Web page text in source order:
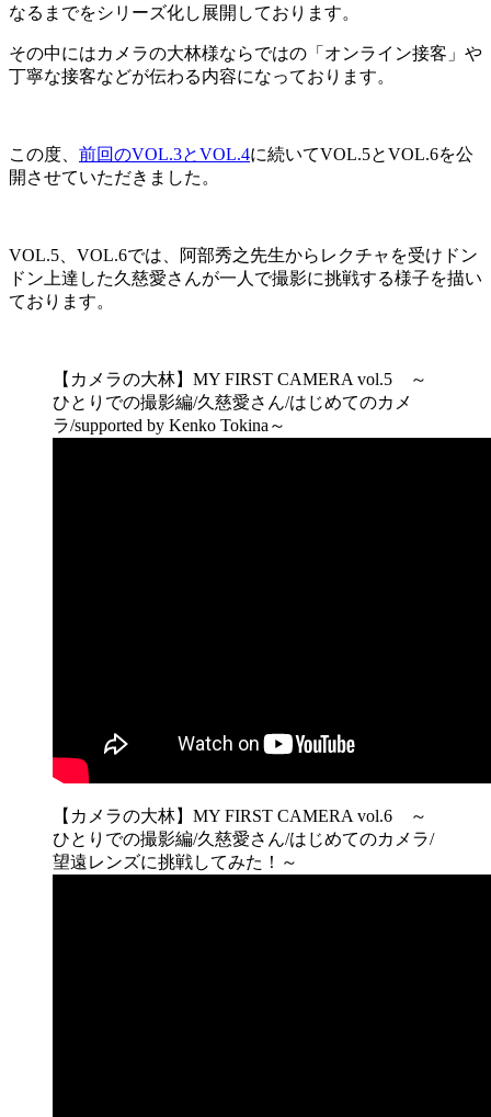
なるまでをシリーズ化し展開しております。
その中にはカメラの大林様ならではの「オンライン接客」や
丁寧な接客などが伝わる内容になっております。
この度、 前回のVOL.3とVOL.4に続いてVOL.5とVOL.6を公
開させていただきました。
VOL.5、VOL.6では、阿部秀之先生からレクチャを受けドン
ドン上達した久慈愛さんが一人で撮影に挑戦する様子を描い
ております。
【カメラの大林】MY FIRST CAMERA vol.5 ～
ひとりでの撮影編/久慈愛さん/はじめてのカメ
ラ/supported by Kenko Tokina～
【カメラの大林】MY FIRST CAMERA vol.6 ～
ひとりでの撮影編/久慈愛さん/はじめてのカメラ/
望遠レンズに挑戦してみた！～